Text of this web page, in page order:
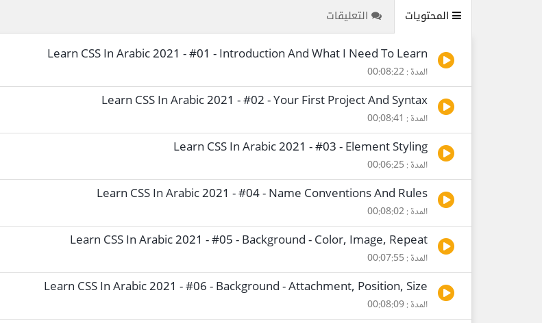
المحتويات التعليقات
Learn CSS In Arabic 2021 - #01 - Introduction And What I Need To Learn
المدة : 00:08:22
Learn CSS In Arabic 2021 - #02 - Your First Project And Syntax
المدة : 00:08:41
Learn CSS In Arabic 2021 - #03 - Element Styling
المدة : 00:06:25
Learn CSS In Arabic 2021 - #04 - Name Conventions And Rules
المدة : 00:08:02
Learn CSS In Arabic 2021 - #05 - Background - Color, Image, Repeat
المدة : 00:07:55
Learn CSS In Arabic 2021 - #06 - Background - Attachment, Position, Size
المدة : 00:08:09